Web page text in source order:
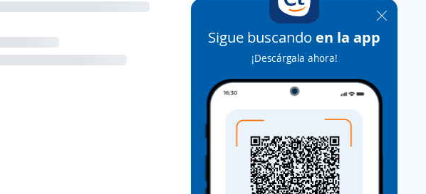
Sigue buscando en la app
¡Descárgala ahora!